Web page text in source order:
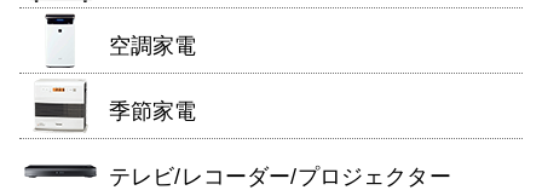
空調家電
季節家電
テレビ/レコーダー/プロジェクター